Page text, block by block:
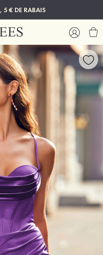
€ DE RABAIS